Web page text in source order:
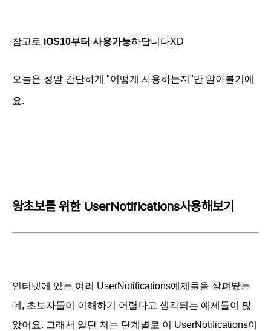
참고로 iOS10부터 사용가능하답니다XD
오늘은 정말 간단하게 "어떻게 사용하는지"만 알아볼거에
요.
왕초보를 위한 UserNotifications사용해보기
인터넷에 있는 여러 UserNotifications예제들을 살펴봤는
데, 초보자들이 이해하기 어렵다고 생각되는 예제들이 많
았어요. 그래서 일단 저는 단계별로 이 UserNotifications이